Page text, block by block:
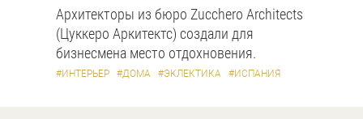
Архитекторы из бюро Zucchero Architects
(Цуккеро Аркитектс) создали для
бизнесмена место отдохновения.
#ИНТЕРЬЕР #ДОМА #ЭКЛЕКТИКА #ИСПАНИЯ